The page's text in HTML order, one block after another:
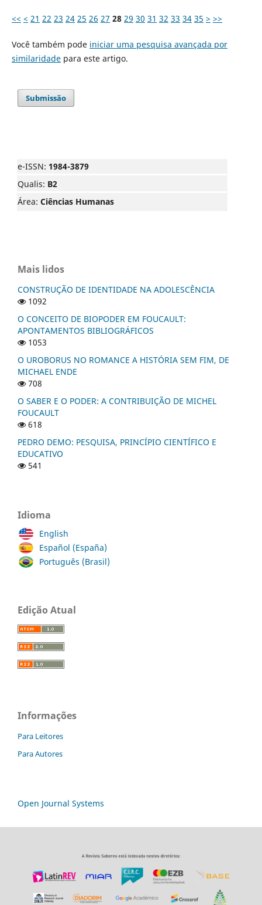
<< < 21 22 23 24 25 26 27 28 29 30 31 32 33 34 35 > >>
Você também pode iniciar uma pesquisa avançada por
similaridadepara este artigo.
Submissão
e-ISSN: 1984-3879
Qualis: B2
Área: Ciências Humanas
Mais lidos
CONSTRUÇÃO DE IDENTIDADE NA ADOLESCÊNCIA
1092
O CONCEITO DE BIOPODER EM FOUCAULT:
APONTAMENTOS BIBLIOGRÁFICOS
1053
O UROBORUS NO ROMANCE A HISTÓRIA SEM FIM, DE
MICHAEL ENDE
708
O SABER E O PODER: A CONTRIBUIÇÃO DE MICHEL
FOUCAULT
618
PEDRO DEMO: PESQUISA, PRINCÍPIO CIENTÍFICO E
EDUCATIVO
541
Idioma
English
Español (España)
Português (Brasil)
Edição Atual
Informações
Para Leitores
Para Autores
Open Journal Systems